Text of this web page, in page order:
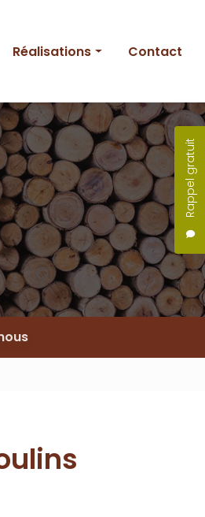
Rappel gratuit
Réalisations
Entretien
Création
Piscine
Contact